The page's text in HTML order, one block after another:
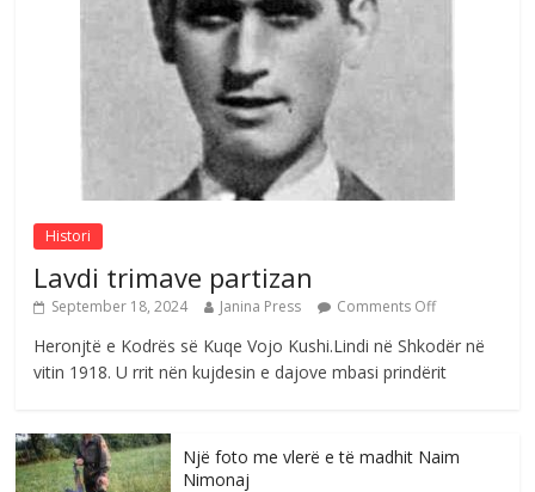
në atdhe të shoqerisë Levizja
August 3, 2026 Comments Off
Postim me vlera nga artistja e mirëfilltë
Mimoza Gjoni
August 6, 2026 Comments Off
Histori
Lavdi trimave partizan
September 18, 2024 Janina Press Comments Off
Heronjtë e Kodrës së Kuqe Vojo Kushi.Lindi në Shkodër në
vitin 1918. U rrit nën kujdesin e dajove mbasi prindërit
Një foto me vlerë e të madhit Naim
Nimonaj